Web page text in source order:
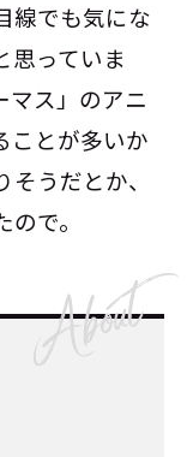
線でも気にな
思っていま
マス」のアニ
ことが多いか
うだとか、
で。